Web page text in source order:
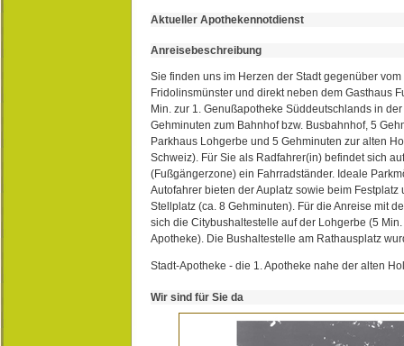
Aktueller Apothekennotdienst
Anreisebeschreibung
Sie finden uns im Herzen der Stadt gegenüber
Fridolinsmünster und direkt neben dem Gasthaus
Min. zur 1. Genußapotheke Süddeutschlands in
Gehminuten zum Bahnhof bzw. Busbahnhof, 5
Parkhaus Lohgerbe und 5 Gehminuten zur alten
Schweiz). Für Sie als Radfahrer(in) befindet sich
(Fußgängerzone) ein Fahrradständer. Ideale
Autofahrer bieten der Auplatz sowie beim Festplatz
Stellplatz (ca. 8 Gehminuten). Für die Anreise mit
sich die Citybushaltestelle auf der Lohgerbe (5
Apotheke). Die Bushaltestelle am Rathausplatz
Stadt-Apotheke - die 1. Apotheke nahe der alten
Wir sind für Sie da